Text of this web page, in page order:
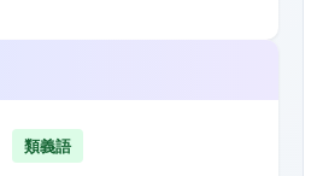
類義語